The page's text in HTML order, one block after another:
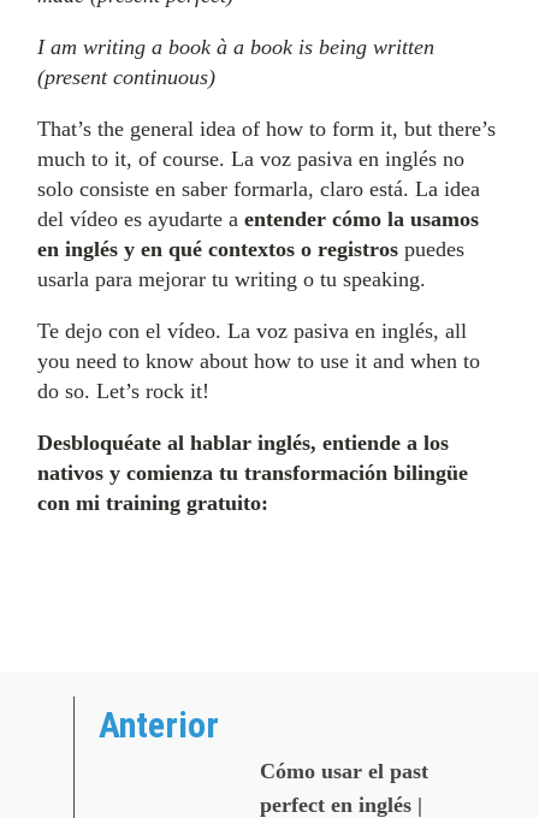
I am writing a book à a book is being written
(present continuous)
That’s the general idea of how to form it, but there’s
much to it, of course. La voz pasiva en inglés no
solo consiste en saber formarla, claro está. La idea
del vídeo es ayudarte aentender cómo la usamos
en inglés y en qué contextos o registros puedes
usarla para mejorar tu writing o tu speaking.
Te dejo con el vídeo. La voz pasiva en inglés, all
you need to know about how to use it and when to
do so. Let’s rock it!
Desbloquéate al hablar inglés, entiende a los
nativos y comienza tu transformación bilingüe
con mi training gratuito:
Anterior
Cómo usar el past
perfect en inglés |